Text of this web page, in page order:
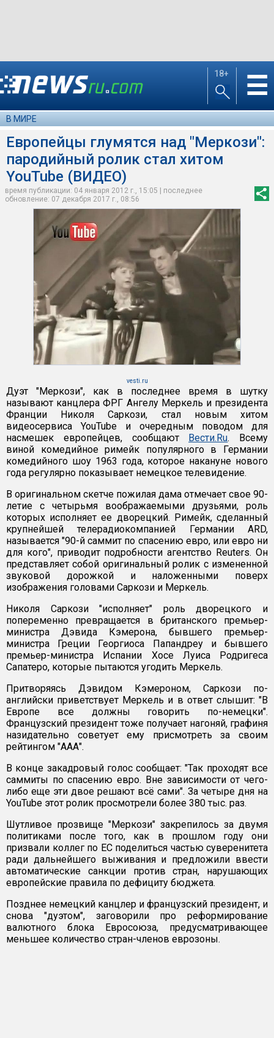
18+ ☰
В МИРЕ
Европейцы глумятся над "Меркози":
пародийный ролик стал хитом
YouTube (ВИДЕО)
время публикации: 04 января 2012 г., 15:05 | последнее
обновление: 07 декабря 2017 г., 08:56
vesti.ru
Дуэт "Меркози", как в последнее время в шутку
называют канцлера ФРГ Ангелу Меркель и президента
Франции Николя Саркози, стал новым хитом
видеосервиса YouTube и очередным поводом для
насмешек европейцев, сообщают Вести.Ru. Всему
виной комедийное римейк популярного в Германии
комедийного шоу 1963 года, которое накануне нового
года регулярно показывает немецкое телевидение.
В оригинальном скетче пожилая дама отмечает свое 90-
летие с четырьмя воображаемыми друзьями, роль
которых исполняет ее дворецкий. Римейк, сделанный
крупнейшей телерадиокомпанией Германии ARD,
называется "90-й саммит по спасению евро, или евро ни
для кого", приводит подробности агентство Reuters. Он
представляет собой оригинальный ролик с измененной
звуковой дорожкой и наложенными поверх
изображения головами Саркози и Меркель.
Николя Саркози "исполняет" роль дворецкого и
попеременно превращается в британского премьер-
министра Дэвида Кэмерона, бывшего премьер-
министра Греции Георгиоса Папандреу и бывшего
премьер-министра Испании Хосе Луиса Родригеса
Сапатеро, которые пытаются угодить Меркель.
Притворяясь Дэвидом Кэмероном, Саркози по-
английски приветствует Меркель и в ответ слышит: "В
Европе все должны говорить по-немецки".
Французский президент тоже получает нагоняй, графиня
назидательно советует ему присмотреть за своим
рейтингом "ААА".
В конце закадровый голос сообщает: "Так проходят все
саммиты по спасению евро. Вне зависимости от чего-
либо еще эти двое решают всё сами". За четыре дня на
YouTube этот ролик просмотрели более 380 тыс. раз.
Шутливое прозвище "Меркози" закрепилось за двумя
политиками после того, как в прошлом году они
призвали коллег по ЕС поделиться частью суверенитета
ради дальнейшего выживания и предложили ввести
автоматические санкции против стран, нарушающих
европейские правила по дефициту бюджета.
Позднее немецкий канцлер и французский президент, и
снова "дуэтом", заговорили про реформирование
валютного блока Евросоюза, предусматривающее
меньшее количество стран-членов еврозоны.